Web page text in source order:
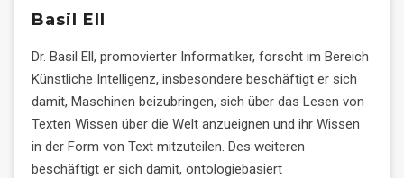
Basil Ell
Dr. Basil Ell, promovierter Informatiker, forscht im Bereich
Künstliche Intelligenz, insbesondere beschäftigt er sich
damit, Maschinen beizubringen, sich über das Lesen von
Texten Wissen über die Welt anzueignen und ihr Wissen
in der Form von Text mitzuteilen. Des weiteren
beschäftigt er sich damit, ontologiebasiert